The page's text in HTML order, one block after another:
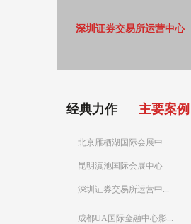
深圳证券交易所运营中心
经典力作 主要案例
北京雁栖湖国际会展中...
昆明滇池国际会展中心
深圳证券交易所运营中...
成都UA国际金融中心影...